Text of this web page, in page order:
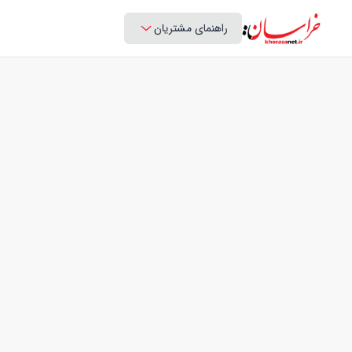
راهنمای مشتریان